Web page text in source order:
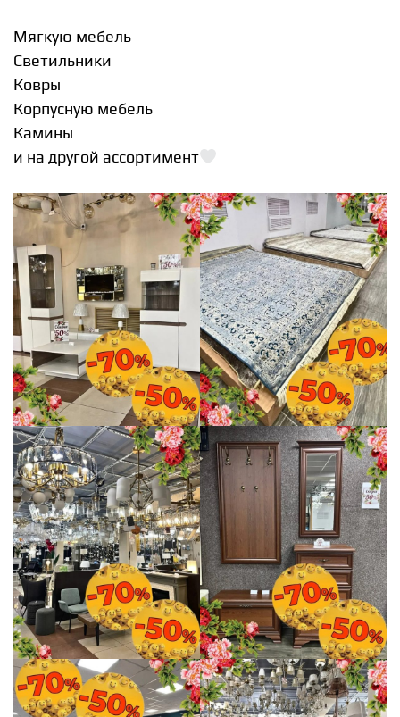
Мягкую мебель
Светильники
Ковры
Корпусную мебель
Камины
и на другой ассортимент